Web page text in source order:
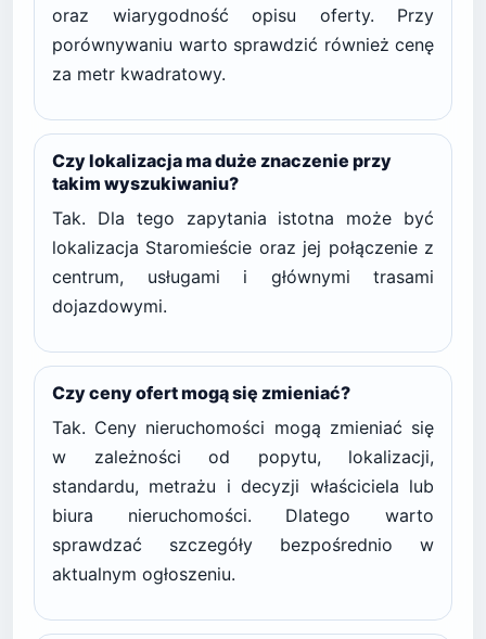
oraz wiarygodność opisu oferty. Przy
porównywaniu warto sprawdzić również cenę
za metr kwadratowy.
Czy lokalizacja ma duże znaczenie przy
takim wyszukiwaniu?
Tak. Dla tego zapytania istotna może być
lokalizacja Staromieście oraz jej połączenie z
centrum, usługami i głównymi trasami
dojazdowymi.
Czy ceny ofert mogą się zmieniać?
Tak. Ceny nieruchomości mogą zmieniać się
w zależności od popytu, lokalizacji,
standardu, metrażu i decyzji właściciela lub
biura nieruchomości. Dlatego warto
sprawdzać szczegóły bezpośrednio w
aktualnym ogłoszeniu.